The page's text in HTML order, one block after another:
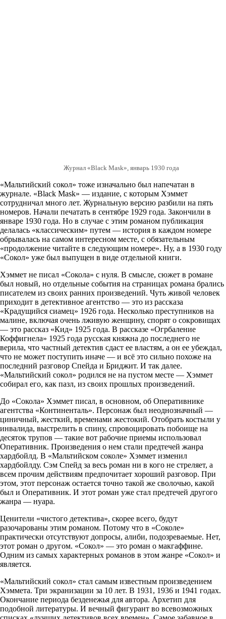
Журнал «Black Mask», январь 1930 года
«Мальтийский сокол» тоже изначально был напечатан в
журнале. «Black Mask» — издание, с которым Хэммет
сотрудничал много лет. Журнальную версию разбили на пять
номеров. Начали печатать в сентябре 1929 года. Закончили в
январе 1930 года. Но в случае с этим романом публикация
делалась «классическим» путем — история в каждом номере
обрывалась на самом интересном месте, с обязательным
«продолжение читайте в следующим номере». Ну, а в 1930 году
«Сокол» уже был выпущен в виде отдельной книги.
Хэммет не писал «Сокола» с нуля. В смысле, сюжет в романе
был новый, но отдельные события на страницах романа брались
писателем из своих ранних произведений. Чуть живой человек
приходит в детективное агентство — это из рассказа
«Крадущийся сиамец» 1926 года. Несколько преступников на
малине, включая очень лживую женщину, спорят о сокровищах
— это рассказ «Кид» 1925 года. В рассказе «Огрбаление
Коффигнела» 1925 года русская княжна до последнего не
верила, что частный детектив сдаст ее властям, а он ее убеждал,
что не может поступить иначе — и всё это сильно похоже на
последний разговор Спейда и Бриджит. И так далее.
«Мальтийский сокол» родился не на пустом месте — Хэммет
собирал его, как пазл, из своих прошлых произведений.
До «Сокола» Хэммет писал, в основном, об Оперативнике
агентства «Континенталь». Персонаж был неоднозначный —
циничный, жесткий, временами жестокий. Отобрать костыли у
инвалида, выстрелить в спину, спровоцировать побоище на
десяток трупов — такие вот рабочие приемы использовал
Оперативник. Произведения о нем стали предтечей жанра
хардбойлд. В «Мальтийском соколе» Хэммет изменил
хардбойлду. Сэм Спейд за весь роман ни в кого не стреляет, а
всем прочим действиям предпочитает хороший разговор. При
этом, этот персонаж остается точно такой же сволочью, какой
был и Оперативник. И этот роман уже стал предтечей другого
жанра — нуара.
Ценители «чистого детектива», скорее всего, будут
разочарованы этим романом. Потому что в «Соколе»
практически отсутствуют допросы, алиби, подозреваемые. Нет,
этот роман о другом. «Сокол» — это роман о макгаффине.
Одним из самых характерных романов в этом жанре «Сокол» и
является.
«Мальтийский сокол» стал самым известным произведением
Хэммета. Три экранизации за 10 лет. В 1931, 1936 и 1941 годах.
Окончание периода безденежья для автора. Архетип для
подобной литературы. И вечный фигурант во всевозможных